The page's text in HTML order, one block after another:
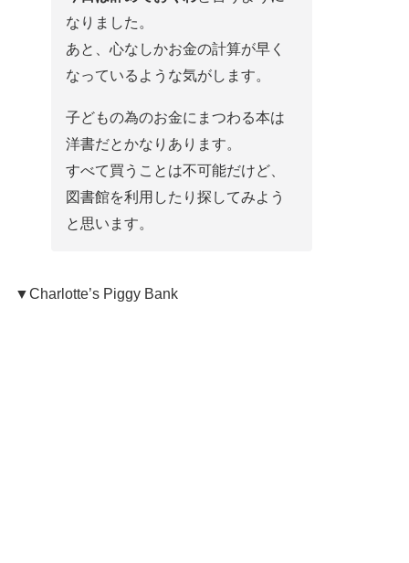
なりました。
あと、心なしかお金の計算が早く
なっているような気がします。
子どもの為のお金にまつわる本は
洋書だとかなりあります。
すべて買うことは不可能だけど、
図書館を利用したり探してみよう
と思います。
▼Charlotte’s Piggy Bank